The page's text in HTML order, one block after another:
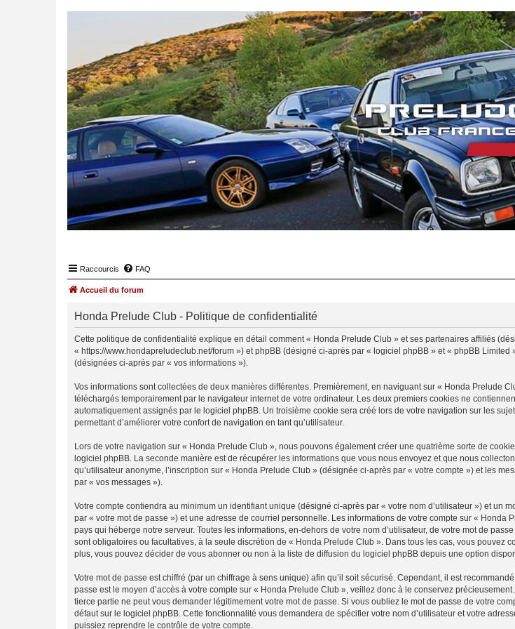
Raccourcis FAQ
Accueil du forum
Honda Prelude Club - Politique de confidentialité
Cette politique de confidentialité explique en détail comment « Honda Prelude Club » et ses partenaires affiliés
« https://www.hondapreludeclub.net/forum ») et phpBB (désigné ci-après par « logiciel phpBB » et « phpBB
(désignées ci-après par « vos informations »).
Vos informations sont collectées de deux manières différentes. Premièrement, en naviguant sur « Honda Prelude
téléchargés temporairement par le navigateur internet de votre ordinateur. Les deux premiers cookies ne
automatiquement assignés par le logiciel phpBB. Un troisième cookie sera créé lors de votre navigation sur les
permettant d’améliorer votre confort de navigation en tant qu’utilisateur.
Lors de votre navigation sur « Honda Prelude Club », nous pouvons également créer une quatrième sorte de
logiciel phpBB. La seconde manière est de récupérer les informations que vous nous envoyez et que nous
qu’utilisateur anonyme, l’inscription sur « Honda Prelude Club » (désignée ci-après par « votre compte ») et les
par « vos messages »).
Votre compte contiendra au minimum un identifiant unique (désigné ci-après par « votre nom d’utilisateur ») et un
par « votre mot de passe ») et une adresse de courriel personnelle. Les informations de votre compte sur «
pays qui héberge notre serveur. Toutes les informations, en-dehors de votre nom d’utilisateur, de votre mot de
sont obligatoires ou facultatives, à la seule discrétion de « Honda Prelude Club ». Dans tous les cas, vous
plus, vous pouvez décider de vous abonner ou non à la liste de diffusion du logiciel phpBB depuis une option
Votre mot de passe est chiffré (par un chiffrage à sens unique) afin qu’il soit sécurisé. Cependant, il est
passe est le moyen d’accès à votre compte sur « Honda Prelude Club », veillez donc à le conservez
tierce partie ne peut vous demander légitimement votre mot de passe. Si vous oubliez le mot de passe de votre
défaut sur le logiciel phpBB. Cette fonctionnalité vous demandera de spécifier votre nom d’utilisateur et votre
puissiez reprendre le contrôle de votre compte.